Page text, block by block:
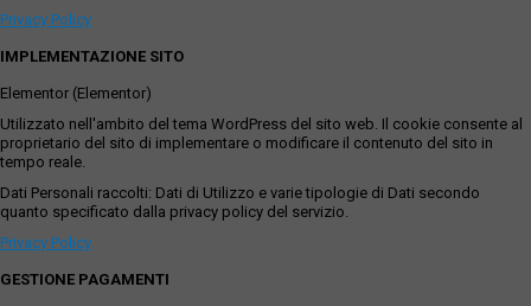
Privacy Policy
IMPLEMENTAZIONE SITO
Elementor (Elementor)
Utilizzato nell'ambito del tema WordPress del sito web. Il cookie consente al
proprietario del sito di implementare o modificare il contenuto del sito in
tempo reale.
Dati Personali raccolti: Dati di Utilizzo e varie tipologie di Dati secondo
quanto specificato dalla privacy policy del servizio.
Privacy Policy
GESTIONE PAGAMENTI